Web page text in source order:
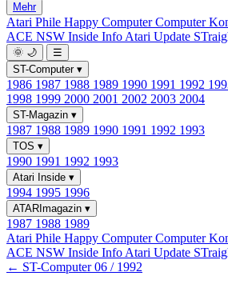
Mehr
Atari Phile Happy ComputerComputer
ACE NSW Inside Info Atari Update
🌞 🌙
☰
ST-Computer ▾
1986 1987 1988 1989 1990 1991 1992
1998 1999 2000 2001 2002 2003 2004
ST-Magazin ▾
1987 1988 1989 1990 1991 1992 1993
TOS ▾
1990 1991 1992 1993
Atari Inside ▾
1994 1995 1996
ATARImagazin ▾
1987 1988 1989
Atari Phile Happy ComputerComputer
ACE NSW Inside Info Atari Update
← ST-Computer 06 / 1992